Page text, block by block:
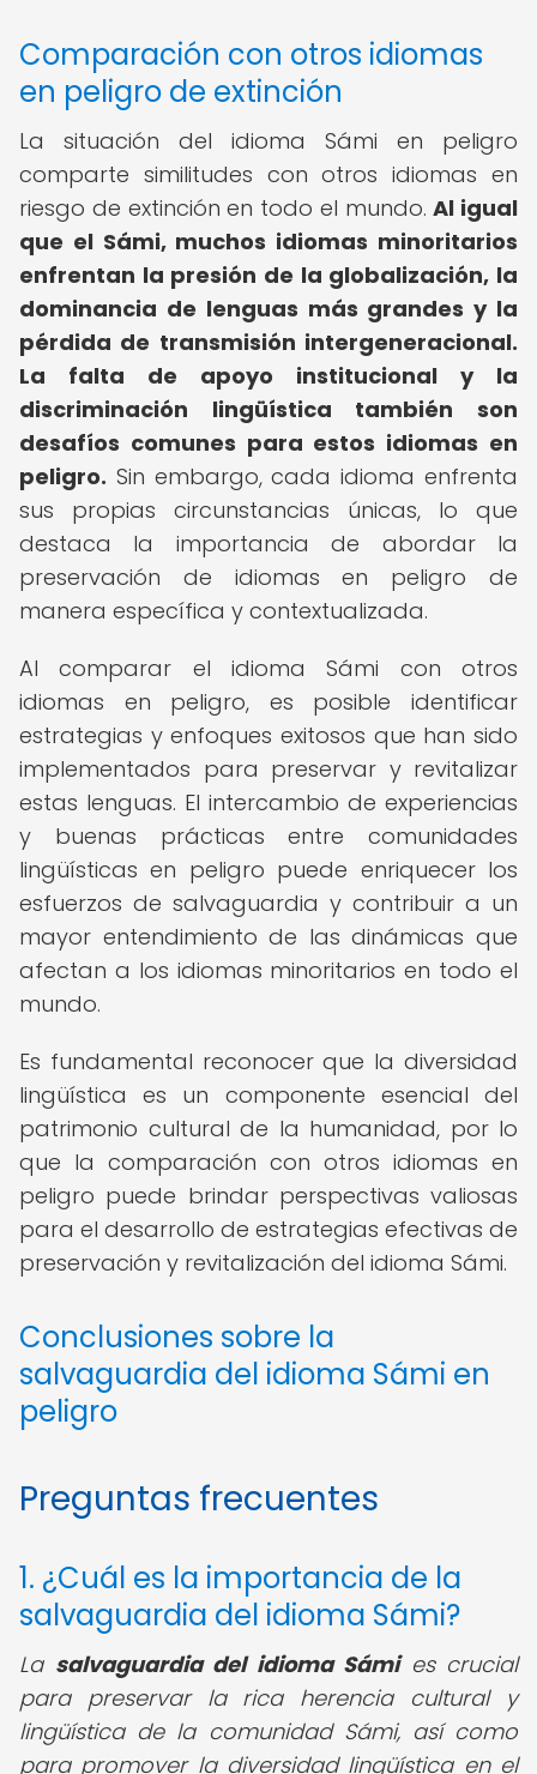
Comparación con otros idiomas
en peligro de extinción
La situación del idioma Sámi en peligro
comparte similitudes con otros idiomas en
riesgo de extinción en todo el mundo.Al igual
que el Sámi, muchos idiomas minoritarios
enfrentan la presión de la globalización, la
dominancia de lenguas más grandes y la
pérdida de transmisión intergeneracional.
La falta de apoyo institucional y la
discriminación lingüística también son
desafíos comunes para estos idiomas en
peligro. Sin embargo, cada idioma enfrenta
sus propias circunstancias únicas, lo que
destaca la importancia de abordar la
preservación de idiomas en peligro de
manera específica y contextualizada.
Al comparar el idioma Sámi con otros
idiomas en peligro, es posible identificar
estrategias y enfoques exitosos que han sido
implementados para preservar y revitalizar
estas lenguas. El intercambio de experiencias
y buenas prácticas entre comunidades
lingüísticas en peligro puede enriquecer los
esfuerzos de salvaguardia y contribuir a un
mayor entendimiento de las dinámicas que
afectan a los idiomas minoritarios en todo el
mundo.
Es fundamental reconocer que la diversidad
lingüística es un componente esencial del
patrimonio cultural de la humanidad, por lo
que la comparación con otros idiomas en
peligro puede brindar perspectivas valiosas
para el desarrollo de estrategias efectivas de
preservación y revitalización del idioma Sámi.
Conclusiones sobre la
salvaguardia del idioma Sámi en
peligro
Preguntas frecuentes
1. ¿Cuál es la importancia de la
salvaguardia del idioma Sámi?
La salvaguardia del idioma Sámies crucial
para preservar la rica herencia cultural y
lingüística de la comunidad Sámi, así como
para promover la diversidad lingüística en el